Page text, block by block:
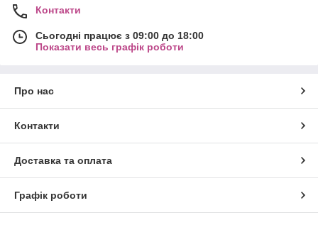
Контакти
Сьогодні працює з 09:00 до 18:00
Показати весь графік роботи
Про нас
Контакти
Доставка та оплата
Графік роботи